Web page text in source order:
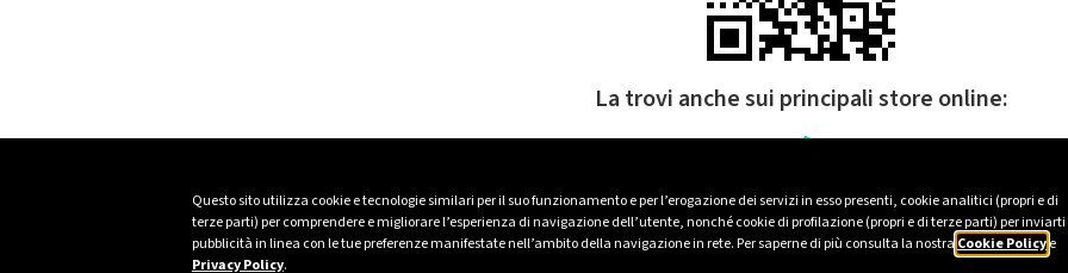
Questo sito utilizza cookie e tecnologie similari per il suo funzionamento e per l’erogazione dei servizi in esso presenti, cookie analitici (propri e di
terze parti) per comprendere e migliorare l’esperienza di navigazione dell’utente, nonché cookie di profilazione (propri e di terze parti) per inviarti
pubblicità in linea con le tue preferenze manifestate nell’ambito della navigazione in rete. Per saperne di più consulta la nostra Cookie Policye
Privacy Policy.
La trovi anche sui principali store online: